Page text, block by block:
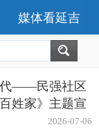
媒体看延吉
代——民强社区
姓家》主题宣
2026-07-06